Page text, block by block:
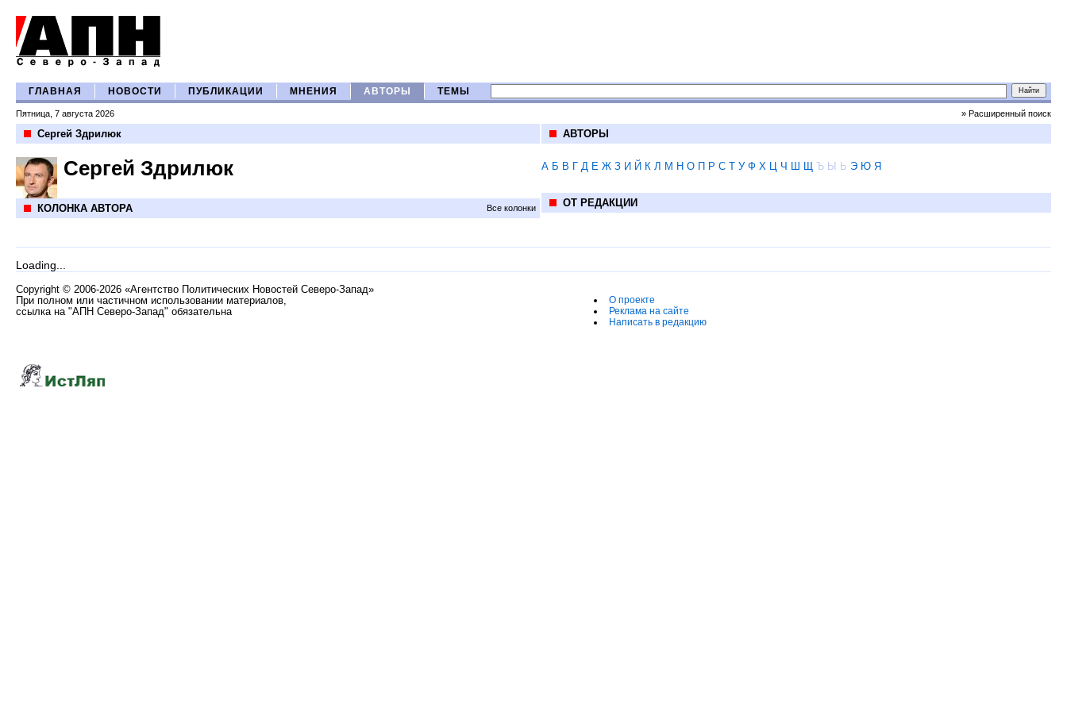
ГЛАВНАЯ НОВОСТИ ПУБЛИКАЦИИ МНЕНИЯ АВТОРЫ ТЕМЫ
Пятница, 7 августа 2026 » Расширенный поиск
Сергей Здрилюк
Сергей Здрилюк
КОЛОНКА АВТОРА Все колонки
АВТОРЫ
А Б В Г Д Е Ж З И Й К Л М Н О П Р С Т У Ф Х Ц Ч Ш Щ Ъ Ы Ь Э Ю Я
ОТ РЕДАКЦИИ
Loading...
Copyright © 2006-2026 «Агентство Политических Новостей Северо-Запад»
При полном или частичном использовании материалов,
ссылка на "АПН Северо-Запад" обязательна
О проекте
Реклама на сайте
Написать в редакцию